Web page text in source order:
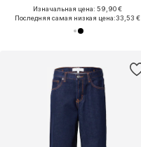
Изначальная цена: 59,90 €
Последняя самая низкая цена:33,53 €